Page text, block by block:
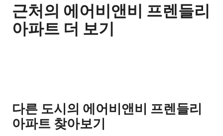
근처의 에어비앤비 프렌들리
아파트 더 보기
다른 도시의 에어비앤비 프렌들리
아파트 찾아보기